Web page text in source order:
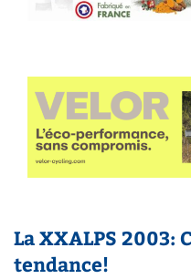
La XXALPS 2003:
tendance!